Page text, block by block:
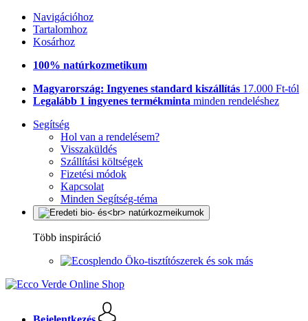
Navigációhoz
Tartalomhoz
Kosárhoz
100% natúrkozmetikum
Magyarország: Ingyenes standard kiszállítás 17.000 Ft-tól
Legalább 1 ingyenes termékminta minden rendeléshez
Segítség
Hol van a rendelésem?
Visszaküldés
Szállítási költségek
Fizetési módok
Kapcsolat
Minden Segítség-téma
Több inspiráció
Öko-tisztítószerek és sok más